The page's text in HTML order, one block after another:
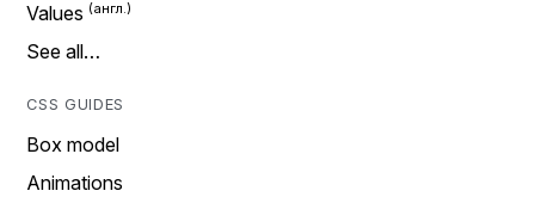
Values
See all…
CSS GUIDES
Box model
Animations